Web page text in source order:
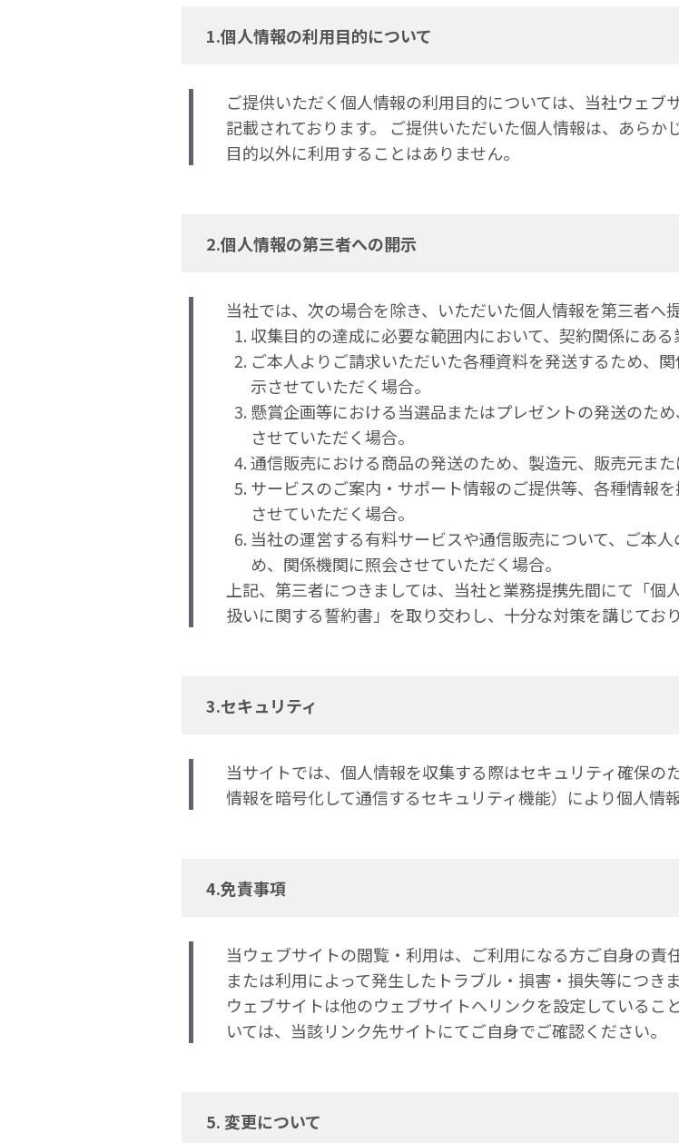
1.個人情報の利用目的について
ご提供いただく個人情報の利用目的については、当社ウェ
記載されております。 ご提供いただいた個人情報は、あら
目的以外に利用することはありません。
2.個人情報の第三者への開示
当社では、次の場合を除き、いただいた個人情報を第三者へ
収集目的の達成に必要な範囲内において、契約関係にあ
ご本人よりご請求いただいた各種資料を発送するため、
示させていただく場合。
懸賞企画等における当選品またはプレゼントの発送のた
させていただく場合。
通信販売における商品の発送のため、製造元、販売元ま
サービスのご案内・サポート情報のご提供等、各種情報
させていただく場合。
当社の運営する有料サービスや通信販売について、ご本
め、関係機関に照会させていただく場合。
上記、第三者につきましては、当社と業務提携先間にて「
扱いに関する誓約書」を取り交わし、十分な対策を講じており
3.セキュリティ
当サイトでは、個人情報を収集する際はセキュリティ確保
情報を暗号化して通信するセキュリティ機能）により個人情
4.免責事項
当ウェブサイトの閲覧・利用は、ご利用になる方ご自身の
または利用によって発生したトラブル・損害・損失等につ
ウェブサイトは他のウェブサイトへリンクを設定している
いては、当該リンク先サイトにてご自身でご確認ください。
5. 変更について